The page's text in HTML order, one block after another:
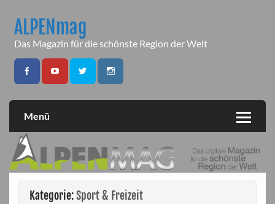
contentALPENmag
Das Magazin für die schönste Region der Welt
Menü
Kategorie:Sport & Freizeit